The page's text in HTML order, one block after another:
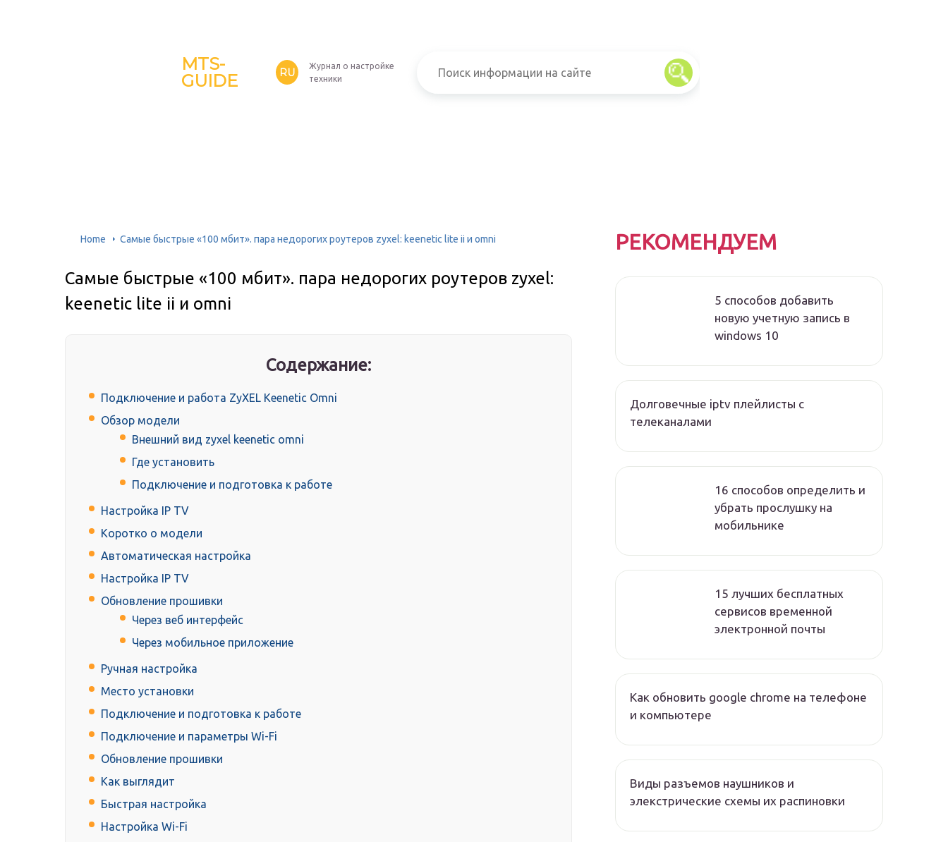
MTS-
GUIDE
RU
Журнал о настройке
техники
Home Самые быстрые «100 мбит». пара недорогих роутеров zyxel: keenetic lite ii и omni
Самые быстрые «100 мбит». пара недорогих роутеров zyxel:
keenetic lite ii и omni
Содержание:
Подключение и работа ZyXEL Keenetic Omni
Обзор модели
Внешний вид zyxel keenetic omni
Где установить
Подключение и подготовка к работе
Настройка IP TV
Коротко о модели
Автоматическая настройка
Настройка IP TV
Обновление прошивки
Через веб интерфейс
Через мобильное приложение
Ручная настройка
Место установки
Подключение и подготовка к работе
Подключение и параметры Wi-Fi
Обновление прошивки
Как выглядит
Быстрая настройка
Настройка Wi-Fi
РЕКОМЕНДУЕМ
5 способов добавить
новую учетную запись в
windows 10
Долговечные iptv плейлисты с
телеканалами
16 способов определить и
убрать прослушку на
мобильнике
15 лучших бесплатных
сервисов временной
электронной почты
Как обновить google chrome на телефоне
и компьютере
Виды разъемов наушников и
элекстрические схемы их распиновки